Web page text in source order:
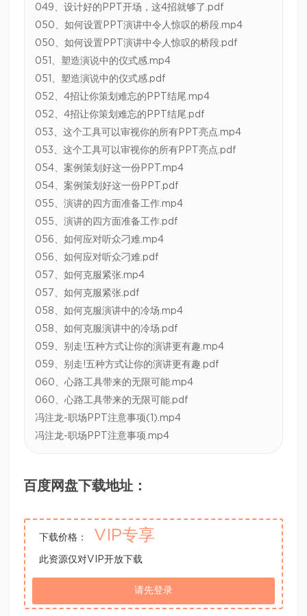
049、设计好的PPT开场，这4招就够了.pdf
050、如何设置PPT演讲中令人惊叹的桥段.mp4
050、如何设置PPT演讲中令人惊叹的桥段.pdf
051、塑造演说中的仪式感.mp4
051、塑造演说中的仪式感.pdf
052、4招让你策划难忘的PPT结尾.mp4
052、4招让你策划难忘的PPT结尾.pdf
053、这个工具可以审视你的所有PPT亮点.mp4
053、这个工具可以审视你的所有PPT亮点.pdf
054、案例策划好这一份PPT.mp4
054、案例策划好这一份PPT.pdf
055、演讲的四方面准备工作.mp4
055、演讲的四方面准备工作.pdf
056、如何应对听众刁难.mp4
056、如何应对听众刁难.pdf
057、如何克服紧张.mp4
057、如何克服紧张.pdf
058、如何克服演讲中的冷场.mp4
058、如何克服演讲中的冷场.pdf
059、别走!五种方式让你的演讲更有趣.mp4
059、别走!五种方式让你的演讲更有趣.pdf
060、心路工具带来的无限可能.mp4
060、心路工具带来的无限可能.pdf
冯注龙-职场PPT注意事项(1).mp4
冯注龙-职场PPT注意事项.mp4
百度网盘下载地址：
下载价格： VIP专享
此资源仅对VIP开放下载
请先登录